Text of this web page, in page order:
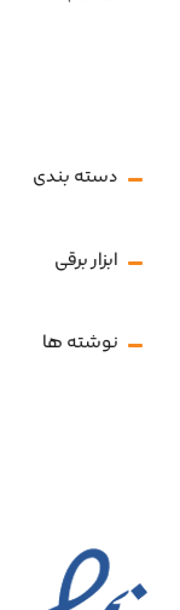
دسته بندی
ابزار برقی
نوشته ها